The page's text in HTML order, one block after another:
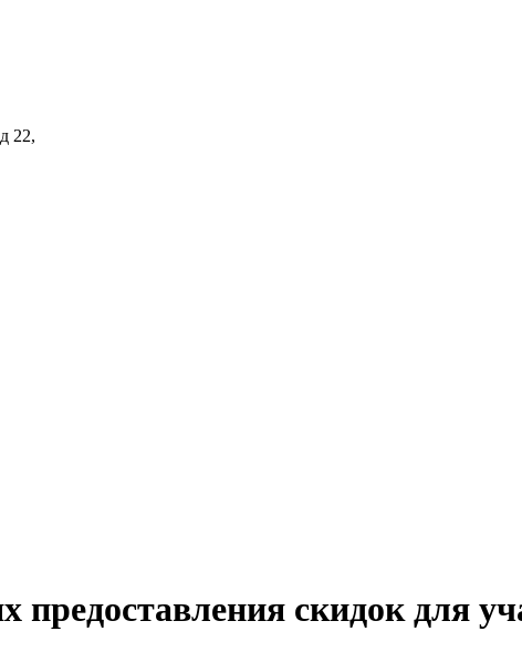
22,
предоставления скидок для